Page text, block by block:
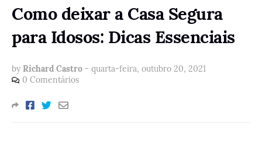
Como deixar a Casa Segura
para Idosos: Dicas Essenciais
by Richard Castro - quarta-feira, outubro 20, 2021
0 Comentários